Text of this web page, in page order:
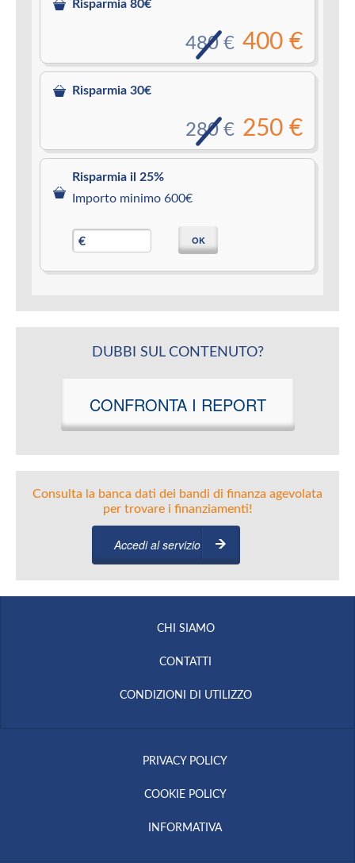
Risparmia 80€
400 €
480 €
Risparmia 30€
250 €
280 €
Risparmia il 25%
Importo minimo 600€
€ OK
DUBBI SUL CONTENUTO?
CONFRONTA I REPORT
Consulta la banca dati dei bandi di finanza agevolata
per trovare i finanziamenti!
Accedi al servizio
CHI SIAMO
CONTATTI
CONDIZIONI DI UTILIZZO
PRIVACY POLICY
COOKIE POLICY
INFORMATIVA